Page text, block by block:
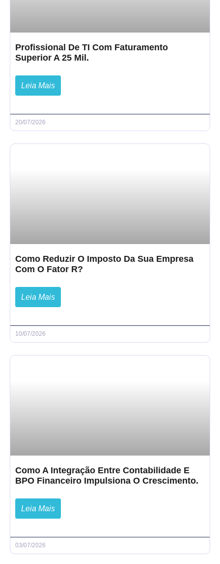
Profissional De TI Com Faturamento
Superior A 25 Mil.
Leia Mais
20/07/2026
Como Reduzir O Imposto Da Sua Empresa
Com O Fator R?
Leia Mais
10/07/2026
Como A Integração Entre Contabilidade E
BPO Financeiro Impulsiona O Crescimento.
Leia Mais
03/07/2026